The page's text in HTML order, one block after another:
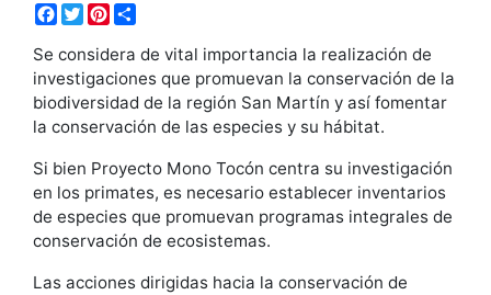
Facebook
TwitterPinterest
Se considera de vital importancia la realización de
investigaciones que promuevan la conservación de la
biodiversidad de la región San Martín y así fomentar
la conservación de las especies y su hábitat.
Si bien Proyecto Mono Tocón centra su investigación
en los primates, es necesario establecer inventarios
de especies que promuevan programas integrales de
conservación de ecosistemas.
Las acciones dirigidas hacia la conservación de